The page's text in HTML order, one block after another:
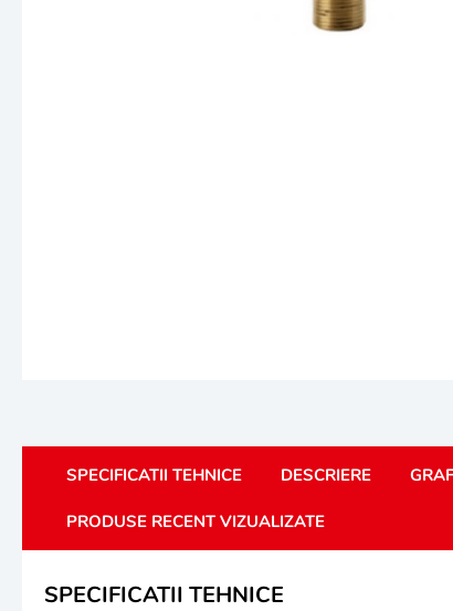
SPECIFICATII TEHNICE DESCRIERE
PRODUSE RECENT VIZUALIZATE
SPECIFICATII TEHNICE